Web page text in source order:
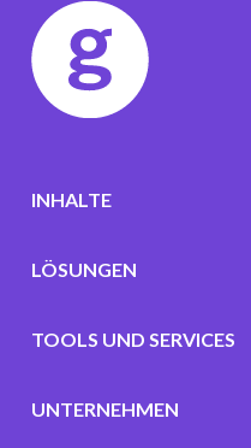
INHALTE
LÖSUNGEN
TOOLS UND SERVICES
UNTERNEHMEN